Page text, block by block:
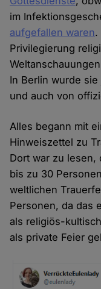
im
aufgefallen waren.
Privilegierung
In Berlin wurde
und auch von
Alles begann mit
Hinweiszettel zu
Dort war zu lesen,
bis zu 30
weltlichen
Personen, da das
als religiös-
als private Feier